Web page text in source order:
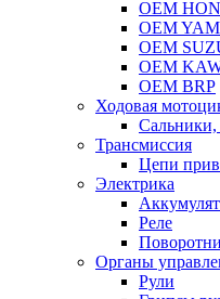
OEM
OEM
OEM
OEM
OEM BRP
Ходовая
Трансмиссия
Цепи
Электрика
Реле
Органы
Рули